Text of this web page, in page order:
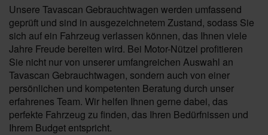
Unsere Tavascan Gebrauchtwagen werden umfassend
geprüft und sind in ausgezeichnetem Zustand, sodass Sie
sich auf ein Fahrzeug verlassen können, das Ihnen viele
Jahre Freude bereiten wird. Bei Motor-Nützel profitieren
Sie nicht nur von unserer umfangreichen Auswahl an
Tavascan Gebrauchtwagen, sondern auch von einer
persönlichen und kompetenten Beratung durch unser
erfahrenes Team. Wir helfen Ihnen gerne dabei, das
perfekte Fahrzeug zu finden, das Ihren Bedürfnissen und
Ihrem Budget entspricht.